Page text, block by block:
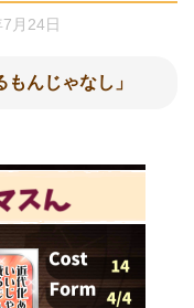
月24日
んじゃなし 」